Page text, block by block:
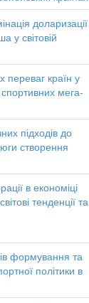
доларизації
у світовій
переваг країн у
мега-
підходів до
створення
в економіці
тенденції та
формування та
політики в